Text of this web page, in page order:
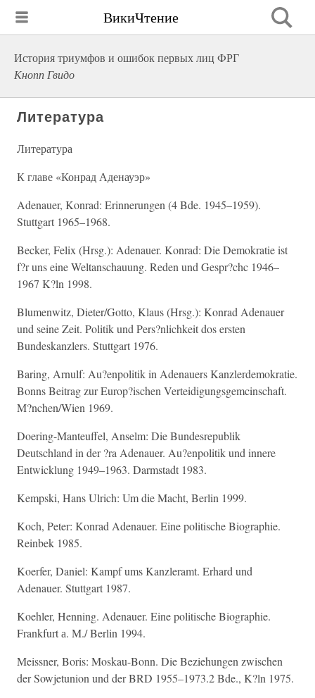
ВикиЧтение
История триумфов и ошибок первых лиц ФРГ
Кнопп Гвидо
Литература
Литература
К главе «Конрад Аденауэр»
Adenauer, Konrad: Erinnerungen (4 Bde. 1945–1959).
Stuttgart 1965–1968.
Becker, Felix (Hrsg.): Adenauer. Konrad: Die Demokratie ist
f?r uns eine Weltanschauung. Reden und Gespr?chc 1946–
1967 K?ln 1998.
Blumenwitz, Dieter/Gotto, Klaus (Hrsg.): Konrad Adenauer
und seine Zeit. Politik und Pers?nlichkeit dos ersten
Bundeskanzlers. Stuttgart 1976.
Baring, Arnulf: Au?enpolitik in Adenauers Kanzlerdemokratie.
Bonns Beitrag zur Europ?ischen Verteidigungsgemcinschaft.
M?nchen/Wien 1969.
Doering-Manteuffel, Anselm: Die Bundesrepublik
Deutschland in der ?ra Adenauer. Au?enpolitik und innere
Entwicklung 1949–1963. Darmstadt 1983.
Kempski, Hans Ulrich: Um die Macht, Berlin 1999.
Koch, Peter: Konrad Adenauer. Eine politische Biographie.
Reinbek 1985.
Koerfer, Daniel: Kampf ums Kanzleramt. Erhard und
Adenauer. Stuttgart 1987.
Koehler, Henning. Adenauer. Eine politische Biographie.
Frankfurt а. M./ Berlin 1994.
Meissner, Boris: Moskau-Bonn. Die Beziehungen zwischen
der Sowjetunion und der BRD 1955–1973.2 Bde., K?ln 1975.